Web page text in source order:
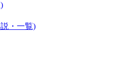
・一覧)